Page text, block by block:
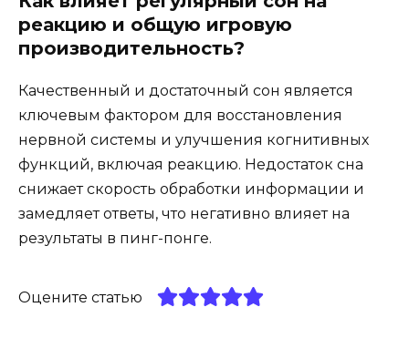
реакцию и общую игровую
производительность?
Качественный и достаточный сон является
ключевым фактором для восстановления
нервной системы и улучшения когнитивных
функций, включая реакцию. Недостаток сна
снижает скорость обработки информации и
замедляет ответы, что негативно влияет на
результаты в пинг-понге.
Оцените статью